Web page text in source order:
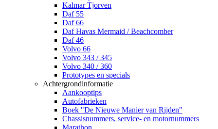
Kalmar Tjorven
Daf 55
Daf 66
Daf Havas Mermaid / Beachcomber
Daf 46
Volvo 66
Volvo 343 / 345
Volvo 340 / 360
Prototypes en specials
Achtergrondinformatie
Aankooptips
Autofabrieken
Boek "De Nieuwe Manier van Rijden"
Chassisnummers, service- en motornummers
Marathon